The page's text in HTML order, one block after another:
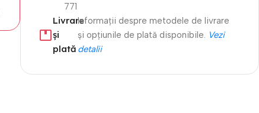
771
Livrare
și
plată
Informații despre metodele de livrare
și opțiunile de plată disponibile.
Vezi
detalii